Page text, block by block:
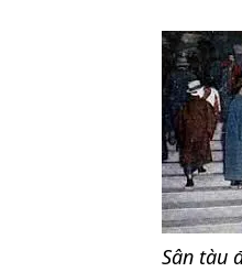
Sân tàu